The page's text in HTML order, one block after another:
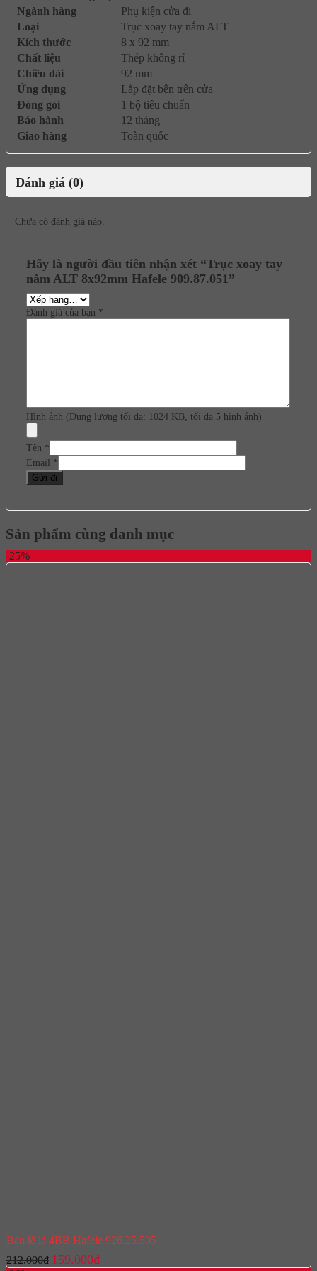
Ngành hàng
Phụ kiện cửa đi
Loại
Trục xoay tay nắm ALT
Kích thước
8 x 92 mm
Chất liệu
Thép không rỉ
Chiều dài
92 mm
Ứng dụng
Lắp đặt bên trên cửa
Đóng gói
1 bộ tiêu chuẩn
Bảo hành
12 tháng
Giao hàng
Toàn quốc
Đánh giá (0)
Chưa có đánh giá nào.
Hãy là người đầu tiên nhận xét “Trục xoay tay
nắm ALT 8x92mm Hafele 909.87.051”
Đánh giá của bạn *
Hình ảnh (Dung lượng tối đa: 1024 KB, tối đa 5 hình ảnh)
Tên *
Email *
Sản phẩm cùng danh mục
-25%
Bản lề lá 4BB Hafele 926.25.505
212.000₫ Giá
159.000₫Giá